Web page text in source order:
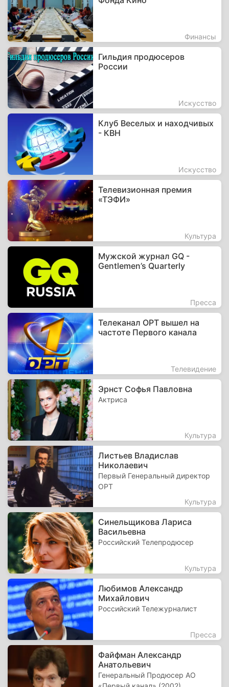
Финансы
Гильдия продюсеров
России
Искусство
Клуб Веселых и находчивых
- КВН
Искусство
Телевизионная премия
«ТЭФИ»
Культура
Мужской журнал GQ -
Gentlemen’s Quarterly
Пресса
Телеканал ОРТ вышел на
частоте Первого канала
Телевидение
Эрнст Софья Павловна
Актриса
Культура
Листьев Владислав
Николаевич
Первый Генеральный директор
ОРТ
Культура
Синельщикова Лариса
Васильевна
Российский Телепродюсер
Культура
Любимов Александр
Михайлович
Российский Тележурналист
Пресса
Файфман Александр
Анатольевич
Генеральный Продюсер АО